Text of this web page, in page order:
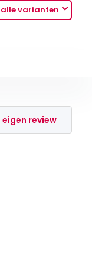
alle varianten
eigen review